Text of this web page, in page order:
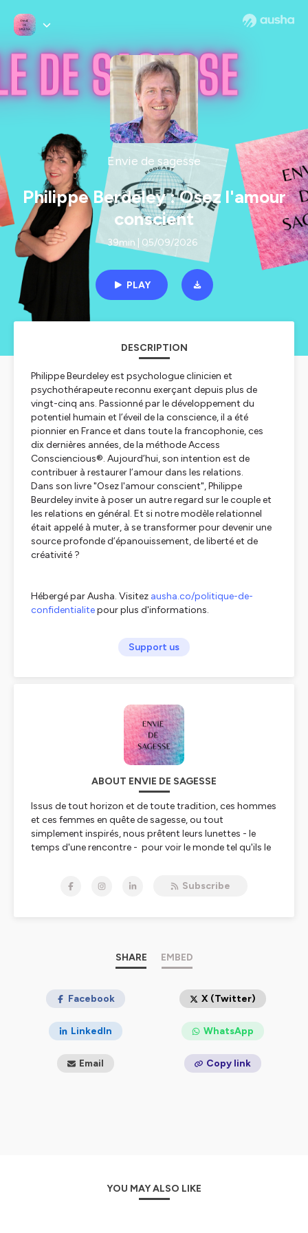
Envie de sagesse
Philippe Berdeley : Osez l'amour
conscient
39min | 05/09/2026
PLAY
DESCRIPTION
Philippe Beurdeley est psychologue clinicien et
psychothérapeute reconnu exerçant depuis plus de
vingt-cinq ans. Passionné par le développement du
potentiel humain et l’éveil de la conscience, il a été
pionnier en France et dans toute la francophonie, ces
dix dernières années, de la méthode Access
Consciencious®. Aujourd’hui, son intention est de
contribuer à restaurer l’amour dans les relations.
Dans son livre "Osez l'amour conscient", Philippe
Beurdeley invite à poser un autre regard sur le couple et
les relations en général. Et si notre modèle relationnel
était appelé à muter, à se transformer pour devenir une
source profonde d’épanouissement, de liberté et de
créativité ?
Hébergé par Ausha. Visitez ausha.co/politique-de-
confidentialitepour plus d'informations.
Support us
ABOUT ENVIE DE SAGESSE
Issus de tout horizon et de toute tradition, ces hommes
et ces femmes en quête de sagesse, ou tout
simplement inspirés, nous prêtent leurs lunettes - le
temps d'une rencontre - pour voir le monde tel qu'ils le
chercheurs d’hier et d’aujourd’hui qui nous partagent
pour plus d'informations.
Subscribe
SHARE EMBED
Facebook X (Twitter)
LinkedIn WhatsApp
Email Copy link
YOU MAY ALSO LIKE